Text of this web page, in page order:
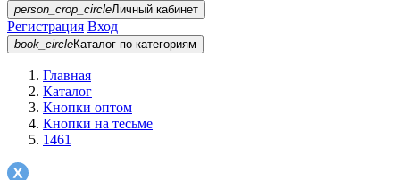
person_crop_circleЛичный кабинет
Регистрация Вход
book_circleКаталог по категориям
Главная
Каталог
Кнопки оптом
Кнопки на тесьме
1461